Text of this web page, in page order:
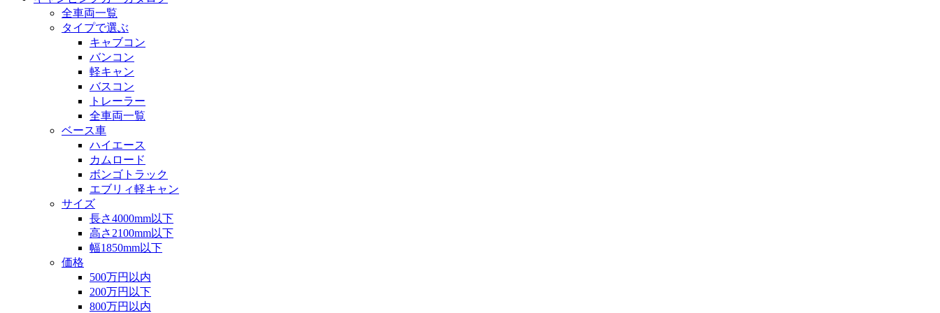
全車両一覧
タイプで選ぶ
キャブコン
バンコン
軽キャン
バスコン
トレーラー
全車両一覧
ベース車
ハイエース
カムロード
ボンゴトラック
エブリィ軽キャン
サイズ
長さ4000mm以下
高さ2100mm以下
幅1850mm以下
価格
500万円以内
200万円以下
800万円以内